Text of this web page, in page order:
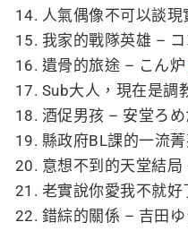
人氣偶像不可以談
我家的戰隊英雄 – コ
遺骨的旅途 – こん炉
Sub大人，現在是調
酒促男孩 – 安堂ろ
縣政府BL課的一流
意想不到的天堂結
老實說你愛我不就
錯綜的關係 – 吉田ゆ